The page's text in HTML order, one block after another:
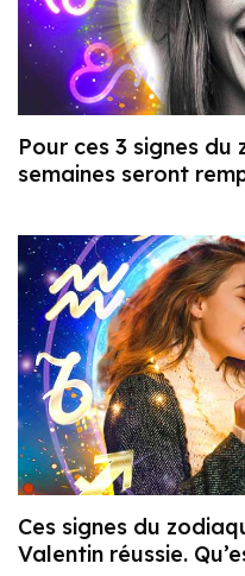
Pour ces 3 signes
semaines seront
Ces signes du
Valentin réussie.